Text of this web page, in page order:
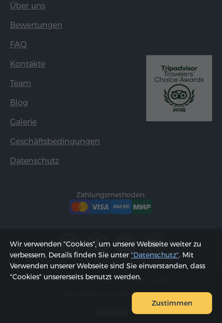
Über uns
Bewertungen
FAQ
Kontakte
Team
Blog
Galerie
Geschäftsbedingungen
Datenschutz
Zahlungsmethoden:
2002 - 2026, © "Hyur Service" GmbH;
Aktualisiert am 09.08.2026
Wir verwenden "Cookies", um unsere Webseite weiter zu
verbessern. Details finden Sie unter"Datenschutz". Mit
Verwenden unserer Webseite sind Sie einverstanden, dass
"Cookies" unsererseits benutzt werden.
Zustimmen